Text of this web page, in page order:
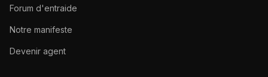
Forum d'entraide
Notre manifeste
Devenir agent